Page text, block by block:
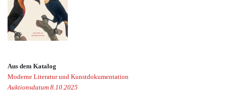
Aus dem Katalog
Moderne Literatur und Kunstdokumentation
Auktionsdatum 8.10.2025